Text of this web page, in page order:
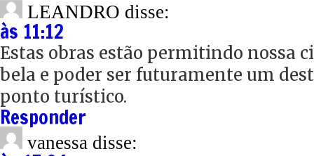
LEANDRO disse:
às 11:12
Estas obras estão permitindo nossa
bela e poder ser futuramente um
ponto turístico.
Responder
vanessa disse: